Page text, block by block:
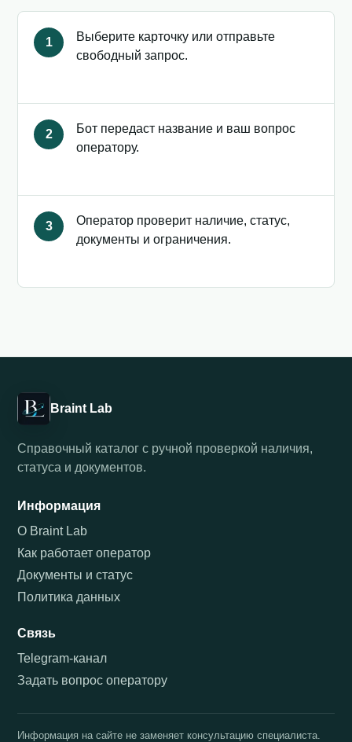
1
Выберите карточку или отправьте
свободный запрос.
2
Бот передаст название и ваш вопрос
оператору.
3
Оператор проверит наличие, статус,
документы и ограничения.
Braint Lab
Справочный каталог с ручной проверкой наличия,
статуса и документов.
Информация
О Braint Lab
Как работает оператор
Документы и статус
Политика данных
Связь
Telegram-канал
Задать вопрос оператору
Информация на сайте не заменяет консультацию специалиста.